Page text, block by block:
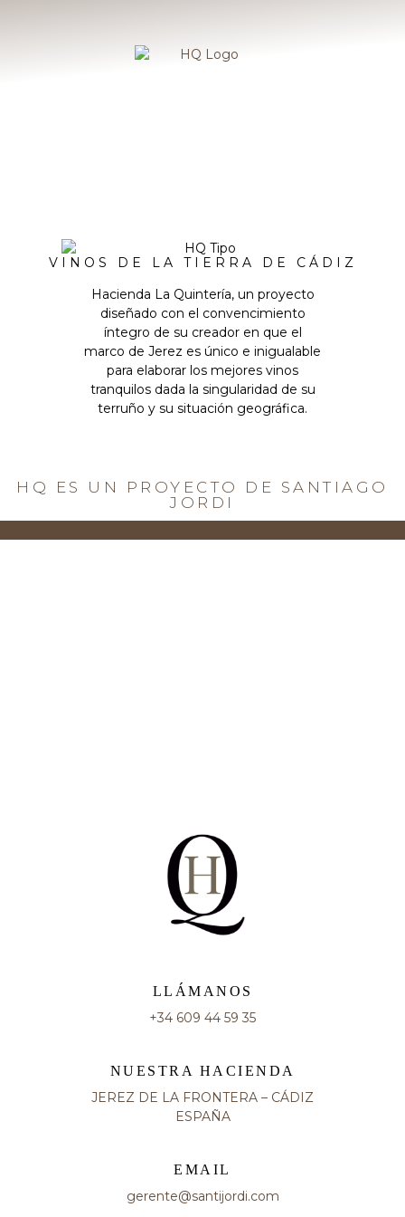
VINOS DE LA TIERRA DE CÁDIZ
Hacienda La Quintería, un proyecto
diseñado con el convencimiento
íntegro de su creador en que el
marco de Jerez es único e inigualable
para elaborar los mejores vinos
tranquilos dada la singularidad de su
terruño y su situación geográfica.
HQ ES UN PROYECTO DE SANTIAGO
JORDI
LLÁMANOS
+34 609 44 59 35
NUESTRA HACIENDA
JEREZ DE LA FRONTERA – CÁDIZ
ESPAÑA
EMAIL
gerente@santijordi.com